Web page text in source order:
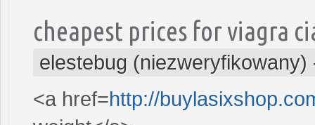
cheapest prices for viagra
elestebug (niezweryfikowany)
<a href=http://